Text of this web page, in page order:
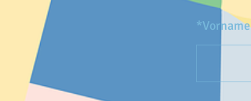
*Vorname